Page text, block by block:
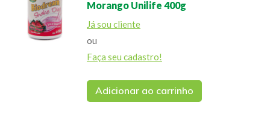
Morango Unilife 400g
Já sou cliente
ou
Faça seu cadastro!
Adicionar ao carrinho